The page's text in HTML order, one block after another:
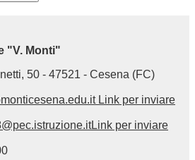
"V. Monti"
50 - 47521 - Cesena (FC)
Link per inviare
Link per inviare